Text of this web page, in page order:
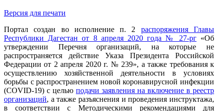
Версия для печати
Портал создан во исполнение п. 2 распоряжения Главы
Республики Дагестан от 8 апреля 2020 года № 27-рг«Об
утверждении Перечня организаций, на которые не
распространяется действие Указа Президента Российской
Федерации от 2 апреля 2020 г. № 239», а также требования к
осуществлению хозяйственной деятельности в условиях
борьбы с распространением новой коронавирусной инфекции
(COVID-19) с целью подачи заявления на включение в реестр
организаций, а также разъяснения и проведения инструктажа,
в соответствии с Методическими рекомендациями для